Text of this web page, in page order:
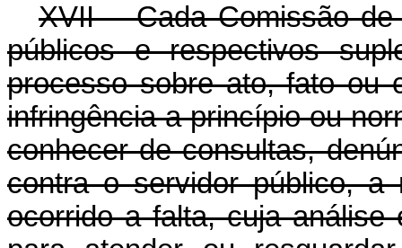
XVII -- Cada Comissão
públicos e respectivos
processo sobre ato, fato ou
infringência a princípio ou
conhecer de consultas,
contra o servidor público,
ocorrido a falta, cuja análise